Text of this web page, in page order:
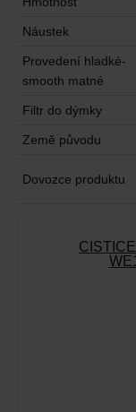
Náustek
Provedení hladké-
smooth matné
Filtr do dýmky
Země původu
Dovozce produktu